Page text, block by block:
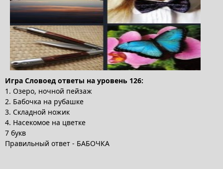
Игра Словоед ответы на уровень 126:
1. Озеро, ночной пейзаж
2. Бабочка на рубашке
3. Складной ножик
4. Насекомое на цветке
7 букв
Правильный ответ - БАБОЧКА